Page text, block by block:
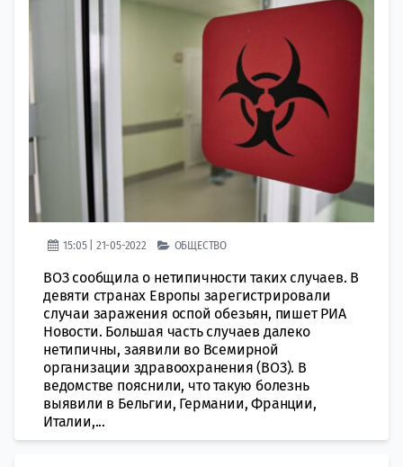
15:05 | 21-05-2022 ОБЩЕСТВО
ВОЗ сообщила о нетипичности таких случаев. В
девяти странах Европы зарегистрировали
случаи заражения оспой обезьян, пишет РИА
Новости. Большая часть случаев далеко
нетипичны, заявили во Всемирной
организации здравоохранения (ВОЗ). В
ведомстве пояснили, что такую болезнь
выявили в Бельгии, Германии, Франции,
Италии,...